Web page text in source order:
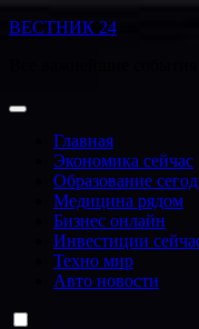
Перейти
ВЕСТНИК 24
Главная
Экономика сейчас
Образование
Медицина рядом
Бизнес онлайн
Инвестиции
Техно мир
Авто новости